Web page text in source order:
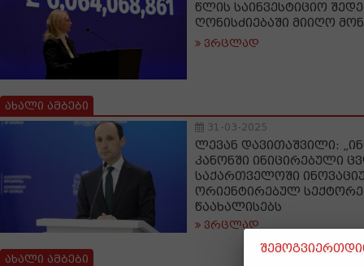
წლის საინვესტიციო
ღონისძიებაში მიიღო
ვრცლად
ახალი ამბები
31-03-2025
ლევან დავითაშვილი:
კანონში ინიცირებული
საქართველოში
ორიენტირებულ
წაახალისებს
ვრცლად
ახალი ამბები